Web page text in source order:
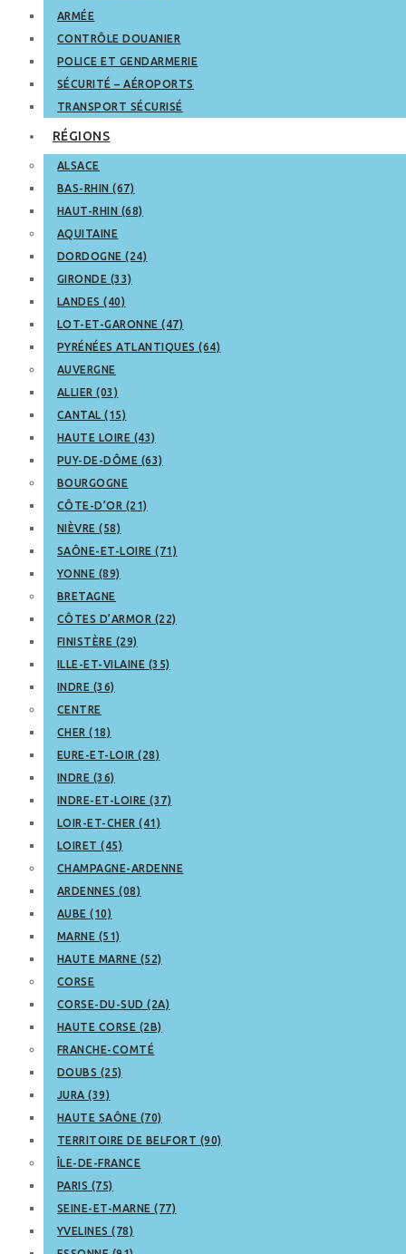
ARMÉE
CONTRÔLE DOUANIER
POLICE ET GENDARMERIE
SÉCURITÉ – AÉROPORTS
TRANSPORT SÉCURISÉ
RÉGIONS
ALSACE
BAS-RHIN (67)
HAUT-RHIN (68)
AQUITAINE
DORDOGNE (24)
GIRONDE (33)
LANDES (40)
LOT-ET-GARONNE (47)
PYRÉNÉES ATLANTIQUES (64)
AUVERGNE
ALLIER (03)
CANTAL (15)
HAUTE LOIRE (43)
PUY-DE-DÔME (63)
BOURGOGNE
CÔTE-D’OR (21)
NIÈVRE (58)
SAÔNE-ET-LOIRE (71)
YONNE (89)
BRETAGNE
CÔTES D’ARMOR (22)
FINISTÈRE (29)
ILLE-ET-VILAINE (35)
INDRE (36)
CENTRE
CHER (18)
EURE-ET-LOIR (28)
INDRE (36)
INDRE-ET-LOIRE (37)
LOIR-ET-CHER (41)
LOIRET (45)
CHAMPAGNE-ARDENNE
ARDENNES (08)
AUBE (10)
MARNE (51)
HAUTE MARNE (52)
CORSE
CORSE-DU-SUD (2A)
HAUTE CORSE (2B)
FRANCHE-COMTÉ
DOUBS (25)
JURA (39)
HAUTE SAÔNE (70)
TERRITOIRE DE BELFORT (90)
ÎLE-DE-FRANCE
PARIS (75)
SEINE-ET-MARNE (77)
YVELINES (78)